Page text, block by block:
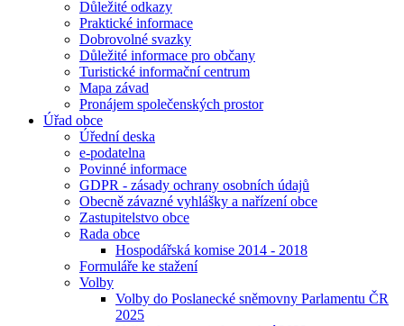
Důležité odkazy
Praktické informace
Dobrovolné svazky
Důležité informace pro občany
Turistické informační centrum
Mapa závad
Pronájem společenských prostor
Úřad obce
Úřední deska
e-podatelna
Povinné informace
GDPR - zásady ochrany osobních údajů
Obecně závazné vyhlášky a nařízení obce
Zastupitelstvo obce
Rada obce
Hospodářská komise 2014 - 2018
Formuláře ke stažení
Volby
Volby do Poslanecké sněmovny Parlamentu ČR
2025